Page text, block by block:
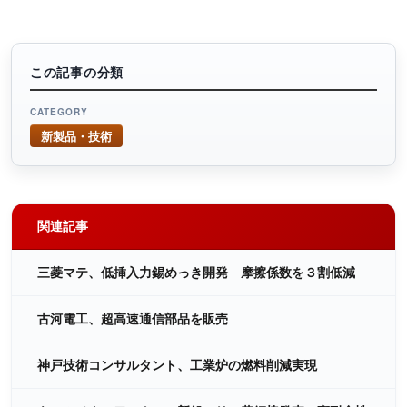
この記事の分類
CATEGORY
新製品・技術
関連記事
三菱マテ、低挿入力錫めっき開発 摩擦係数を３割低減
古河電工、超高速通信部品を販売
神戸技術コンサルタント、工業炉の燃料削減実現